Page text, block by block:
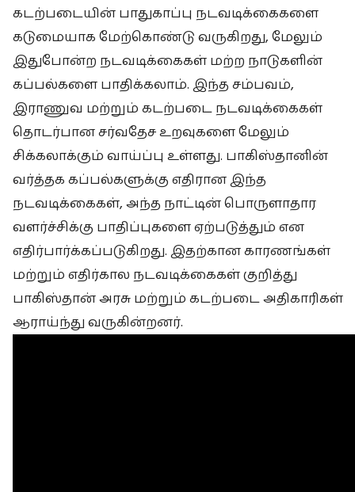
கடற்படையின் பாதுகாப்பு நடவடிக்கைகளை
கடுமையாக மேற்கொண்டு வருகிறது, மேலும்
இதுபோன்ற நடவடிக்கைகள் மற்ற நாடுகளின்
கப்பல்களை பாதிக்கலாம். இந்த சம்பவம்,
இராணுவ மற்றும் கடற்படை நடவடிக்கைகள்
தொடர்பான சர்வதேச உறவுகளை மேலும்
சிக்கலாக்கும் வாய்ப்பு உள்ளது. பாகிஸ்தானின்
வர்த்தக கப்பல்களுக்கு எதிரான இந்த
நடவடிக்கைகள், அந்த நாட்டின் பொருளாதார
வளர்ச்சிக்கு பாதிப்புகளை ஏற்படுத்தும் என
எதிர்பார்க்கப்படுகிறது. இதற்கான காரணங்கள்
மற்றும் எதிர்கால நடவடிக்கைகள் குறித்து
பாகிஸ்தான் அரசு மற்றும் கடற்படை அதிகாரிகள்
ஆராய்ந்து வருகின்றனர்.